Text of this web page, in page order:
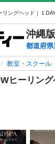
沖縄版
都道府県
教室・スクール
ヒーリン